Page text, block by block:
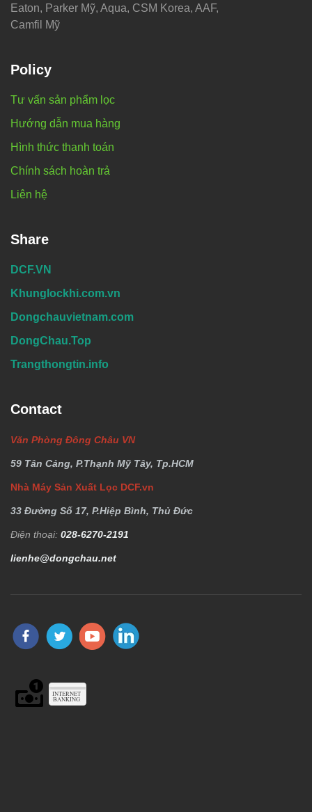
Eaton, Parker Mỹ, Aqua, CSM Korea, AAF,
Camfil Mỹ
Policy
Tư vấn sản phẩm lọc
Hướng dẫn mua hàng
Hình thức thanh toán
Chính sách hoàn trả
Liên hệ
Share
DCF.VN
Khunglockhi.com.vn
Dongchauvietnam.com
DongChau.Top
Trangthongtin.info
Contact
Văn Phòng Đông Châu VN
59 Tân Cảng, P.Thạnh Mỹ Tây, Tp.HCM
Nhà Máy Sản Xuất Lọc DCF.vn
33 Đường Số 17, P.Hiệp Bình, Thủ Đức
Điện thoại: 028-6270-2191
lienhe@dongchau.net